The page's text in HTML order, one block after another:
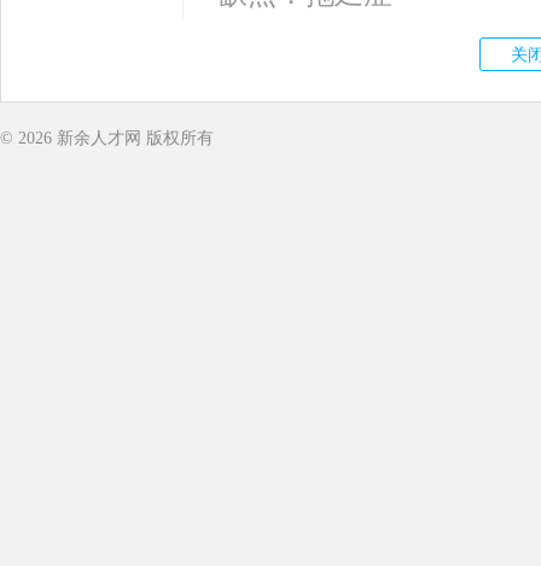
© 2026 新余人才网 版权所有